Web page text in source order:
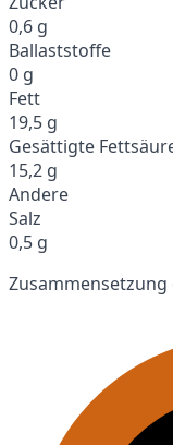
0,6 g
Ballaststoffe
0 g
Fett
19,5 g
Gesättigte
15,2 g
Andere
Salz
0,5 g